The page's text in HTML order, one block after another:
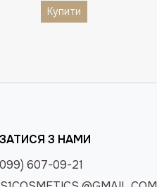
550 ₴.
Купити
З НАМИ
607-09-21